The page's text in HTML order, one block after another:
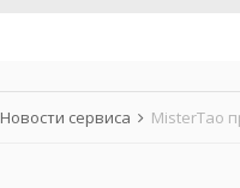
Новости сервиса MisterTao